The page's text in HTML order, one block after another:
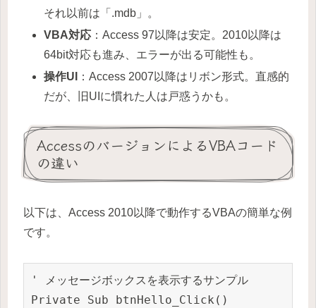
それ以前は「.mdb」。
VBA対応 ：Access 97以降は安定。2010以降は
64bit対応も進み、エラーが出る可能性も。
操作UI
：Access 2007以降はリボン形式。直感的
だが、旧UIに慣れた人は戸惑うかも。
AccessのバージョンによるVBAコード
の違い
以下は、Access 2010以降で動作するVBAの簡単な例
です。
' メッセージボックスを表示するサンプル
Private Sub btnHello_Click()